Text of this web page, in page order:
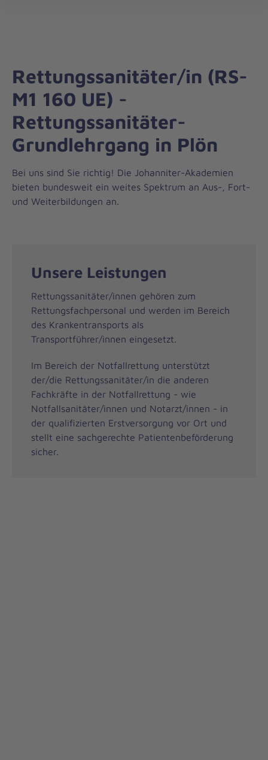
Rettungssanitäter/in (RS-
M1 160 UE) -
Rettungssanitäter-
Grundlehrgang in Plön
Bei uns sind Sie richtig! Die Johanniter-Akademien
bieten bundesweit ein weites Spektrum an Aus-, Fort-
und Weiterbildungen an.
Unsere Leistungen
Rettungssanitäter/innen gehören zum
Rettungsfachpersonal und werden im Bereich
des Krankentransports als
Transportführer/innen eingesetzt.
Im Bereich der Notfallrettung unterstützt
der/die Rettungssanitäter/in die anderen
Fachkräfte in der Notfallrettung - wie
Notfallsanitäter/innen und Notarzt/innen - in
der qualifizierten Erstversorgung vor Ort und
stellt eine sachgerechte Patientenbeförderung
sicher.